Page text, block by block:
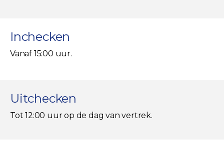
Inchecken
Vanaf 15:00 uur.
Uitchecken
Tot 12:00 uur op de dag van vertrek.